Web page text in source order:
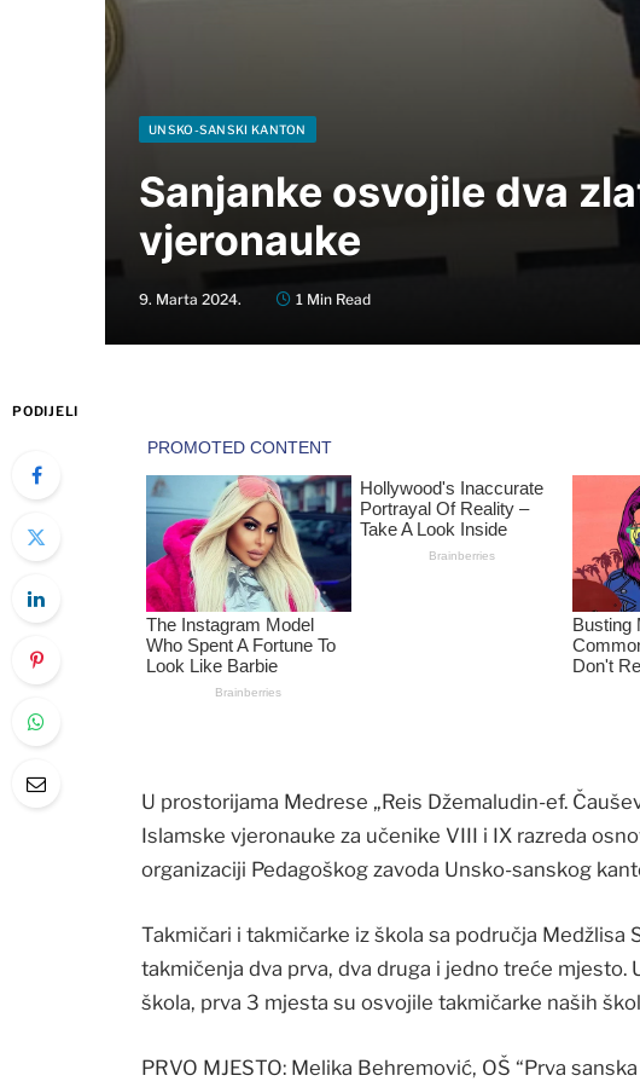
UNSKO-SANSKI KANTON
Sanjanke osvojile dva
vjeronauke
9. Marta 2024. 1 Min Read
PODIJELI
U prostorijama Medrese „Reis Džemaludin-ef.
Islamske vjeronauke za učenike VIII i IX razreda
organizaciji Pedagoškog zavoda Unsko-sanskog
Takmičari i takmičarke iz škola sa područja Medžlisa
takmičenja dva prva, dva druga i jedno treće mjesto.
škola, prva 3 mjesta su osvojile takmičarke naših
PRVO MJESTO: Melika Behremović, OŠ “Prva